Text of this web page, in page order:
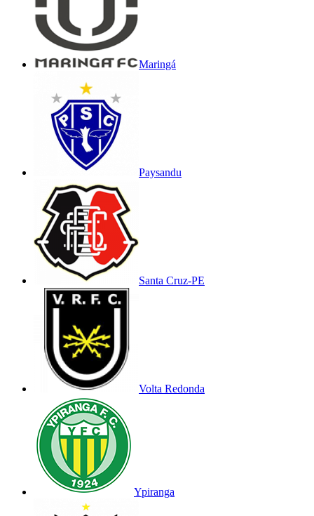
Maringá
Paysandu
Santa Cruz-PE
Volta Redonda
Ypiranga